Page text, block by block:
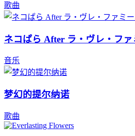
歌曲
ネコぱら After ラ・ヴレ・ファ
音乐
梦幻的提尔纳诺
歌曲